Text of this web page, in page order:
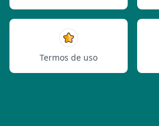
Termos de uso